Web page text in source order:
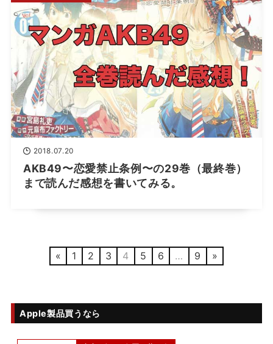
2018.07.20
AKB49〜恋愛禁止条例〜の29巻（最終巻）
まで読んだ感想を書いてみる。
« 1 2 3 4 5 6 … 9 »
Apple製品買うなら